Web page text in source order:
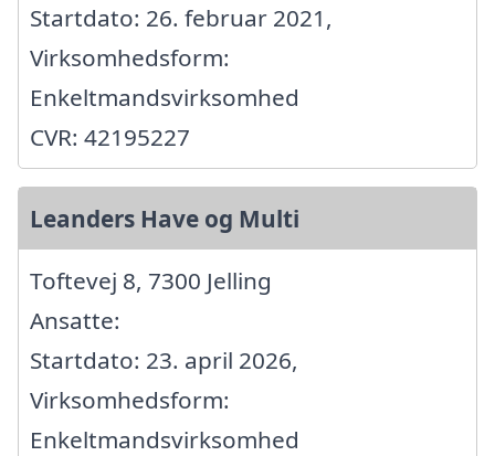
Startdato: 26. februar 2021,
Virksomhedsform:
Enkeltmandsvirksomhed
CVR: 42195227
Leanders Have og Multi
Toftevej 8, 7300 Jelling
Ansatte:
Startdato: 23. april 2026,
Virksomhedsform:
Enkeltmandsvirksomhed